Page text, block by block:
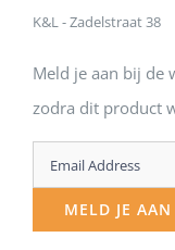
K&L - Zadelstraat 38
Meld je aan bij de
zodra dit product
Enter
your
email
MELD JE